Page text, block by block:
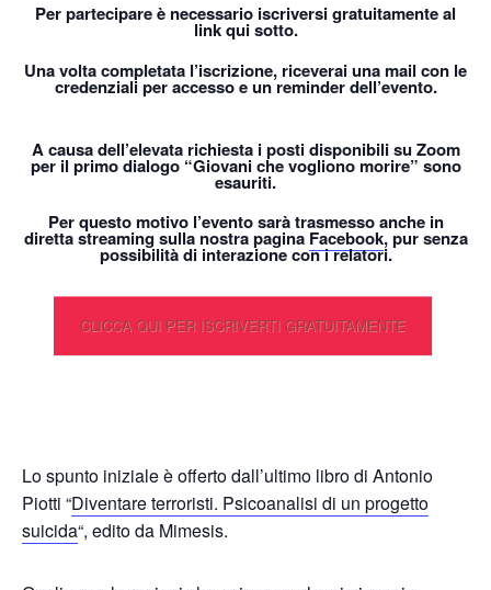
Per partecipare è necessario iscriversi gratuitamente al
link qui sotto.
Una volta completata l’iscrizione, riceverai una mail con le
credenziali per accesso e un reminder dell’evento.
A causa dell’elevata richiesta i posti disponibili su Zoom
per il primo dialogo “Giovani che vogliono morire” sono
esauriti.
Per questo motivo l’evento sarà trasmesso anche in
diretta streaming sulla nostra pagina Facebook, pur senza
possibilità di interazione con i relatori.
CLICCA QUI PER ISCRIVERTI GRATUITAMENTE
Lo spunto iniziale è offerto dall’ultimo libro di Antonio
Piotti “Diventare terroristi. Psicoanalisi di un progetto
suicida“, edito da Mimesis.